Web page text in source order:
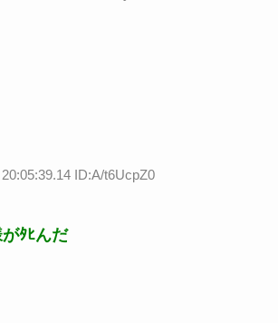
ID:A/t6UcpZ0
ﾀﾋんだ